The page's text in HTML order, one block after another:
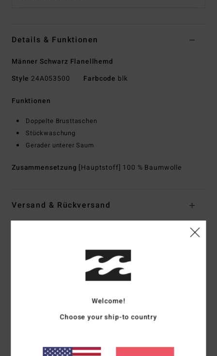
Details & Funktionen
Männer Schwarz Flanellhemd
Style 24A053500 Farbcode blk
Funktionen
Doppelte Brusttaschen
Stückwaschung
Gerader unterer Saum
Zusammensetzung [Hauptstoff] 100 % Baumwolle
Versand & Rückversand
Kundenbewertungen
Durchschnittliche Bewertung
5.0/5
0% unserer Kunden empfehlen dieses Produkt
Welcome!
Choose your ship-to country